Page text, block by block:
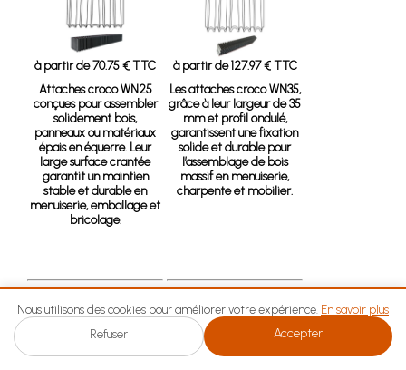
à partir de 70.75 € TTC
Attaches croco WN25
conçues pour assembler
solidement bois,
panneaux ou matériaux
épais en équerre. Leur
large surface crantée
garantit un maintien
stable et durable en
menuiserie, emballage et
bricolage.
à partir de 127.97 € TTC
Les attaches croco WN35,
grâce à leur largeur de 35
mm et profil ondulé,
garantissent une fixation
solide et durable pour
l’assemblage de bois
massif en menuiserie,
charpente et mobilier.
MICF
MCF
Nous utilisons des cookies pour améliorer votre expérience. En savoir plus
Refuser Accepter